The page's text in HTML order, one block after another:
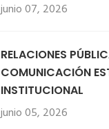
junio 07, 2026
RELACIONES
COMUNICACIÓN
INSTITUCIONAL
junio 05, 2026